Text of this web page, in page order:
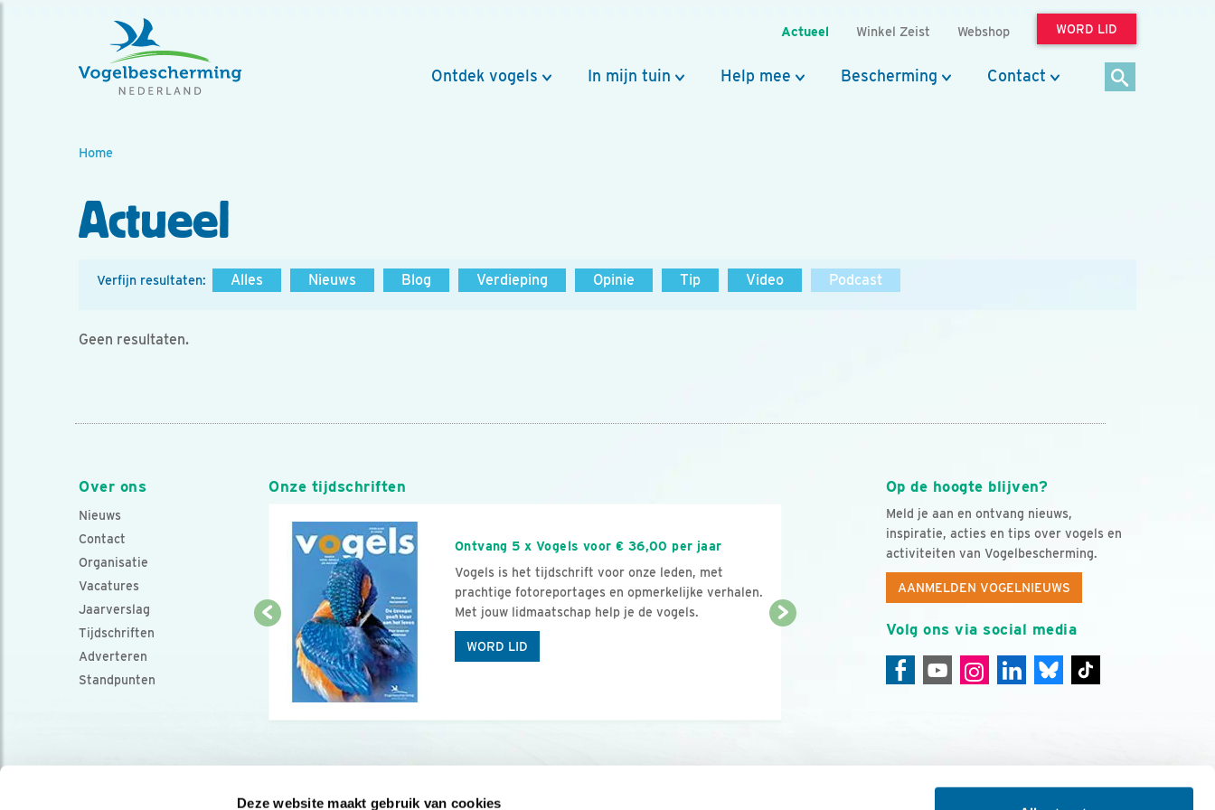
Deze website maakt gebruik van cookies
Actueel Winkel Zeist Webshop WORD LID
Ontdek vogels In mijn tuin Help mee Bescherming Contact
Home
Actueel
Verfijn resultaten: Alles Nieuws Blog Verdieping Opinie Tip Video Podcast
Geen resultaten.
Over ons
Nieuws
Contact
Organisatie
Vacatures
Jaarverslag
Tijdschriften
Adverteren
Standpunten
Op de hoogte blijven?
Meld je aan en ontvang nieuws,
inspiratie, acties en tips over vogels en
activiteiten van Vogelbescherming.
AANMELDEN VOGELNIEUWS
Volg ons via social media
Onze tijdschriften
Ontvang 5 x Vogels voor € 36,00 per jaar
Vogels is het tijdschrift voor onze leden, met
prachtige fotoreportages en opmerkelijke verhalen.
Met jouw lidmaatschap help je de vogels.
WORD LID